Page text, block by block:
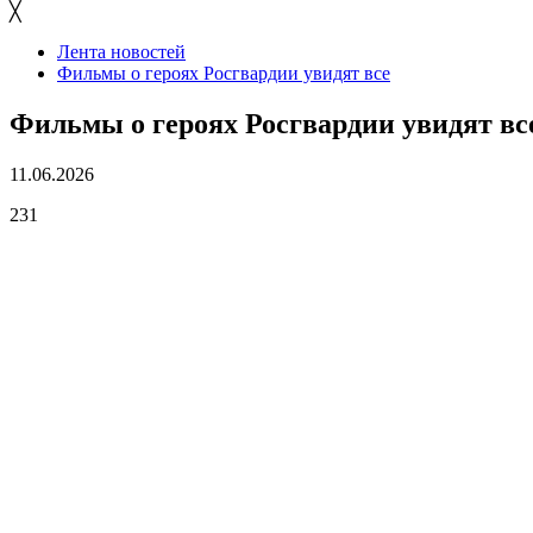
╳
Лента новостей
Фильмы о героях Росгвардии увидят все
Фильмы о героях Росгвардии увидят
11.06.2026
231